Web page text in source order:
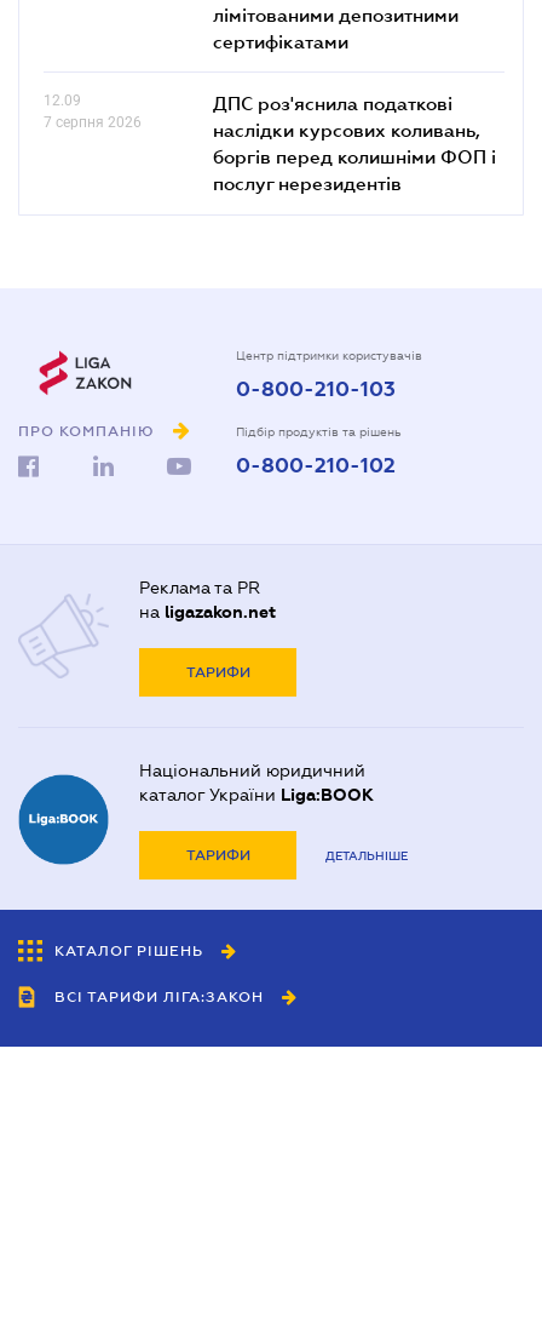
лімітованими депозитними
сертифікатами
12.09
7 серпня 2026
ДПС роз'яснила податкові
наслідки курсових коливань,
боргів перед колишніми ФОП і
послуг нерезидентів
ПРО КОМПАНІЮ
Центр підтримки користувачів
0-800-210-103
Підбір продуктів та рішень
0-800-210-102
Реклама та PR
на ligazakon.net
ТАРИФИ
Національний юридичний
каталог України Liga:BOOK
ТАРИФИ ДЕТАЛЬНІШЕ
КАТАЛОГ РІШЕНЬ
ВСІ ТАРИФИ ЛІГА:ЗАКОН